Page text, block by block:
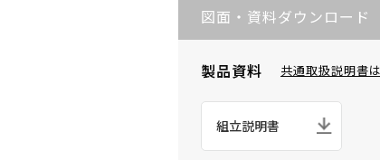
図面・資料ダウンロード
製品資料 共通取扱説明書
組立説明書